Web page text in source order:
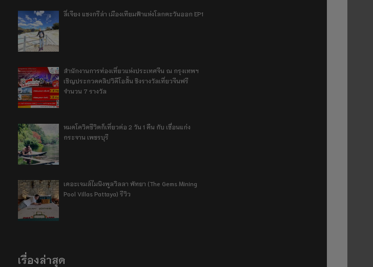
ลี่เจียง แชงกรีล่า เมืองเทียมฟ้าแห่งโลกตะวันออก EP1
สำนักงานการท่องเที่ยวแห่งประเทศจีน ณ กรุงเทพฯ
เชิญประกวดคลิปวิดีโอสั้น ชิงรางวัลเที่ยวจีนฟรี
จำนวน 7 รางวัล
หมดโควิดชีวิตก็เที่ยวต่อ 2 วัน 1 คืน กับ เขื่อนแก่ง
กระจาน เพชรบุรี
เดอะเจมส์ไมนิงพูลวิลลา พัทยา (The Gems Mining
Pool Villas Pattaya) รีวิว
เรื่องล่าสุด